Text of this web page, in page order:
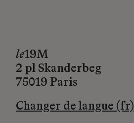
le19M
2 pl Skanderbeg
75019 Paris
Changer de langue (fr)